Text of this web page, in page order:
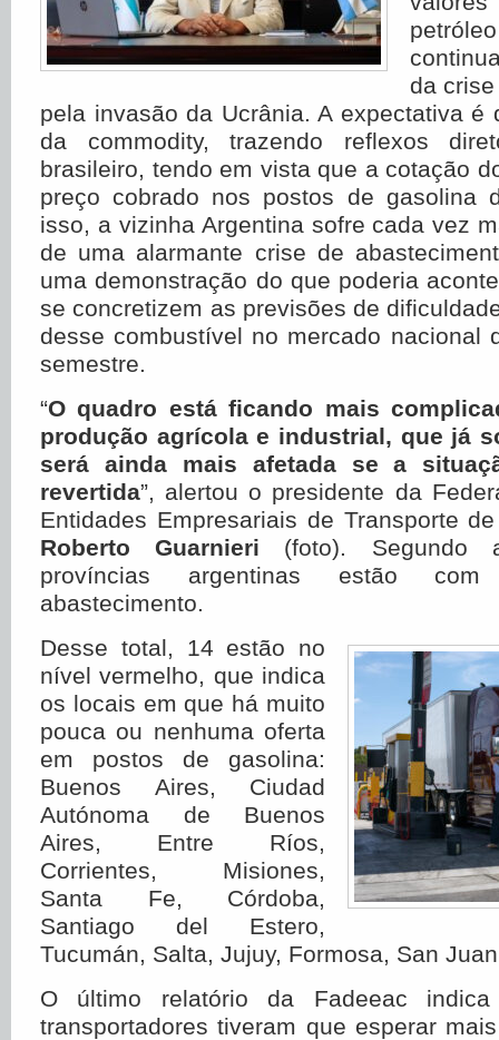
da
pela invasão da Ucrânia. A expectativa é
da commodity, trazendo reflexos
brasileiro, tendo em vista que a cotação
preço cobrado nos postos de gasolina
isso, a vizinha Argentina sofre cada vez
de uma alarmante crise de
uma demonstração do que poderia
se concretizem as previsões de
desse combustível no mercado nacional
semestre.
“O quadro está ficando mais
produção agrícola e industrial, que já
será ainda mais afetada se a
revertida”, alertou o presidente da
Entidades Empresariais de Transporte
Roberto Guarnieri (foto). Segundo
províncias argentinas estão
abastecimento.
Desse total, 14 estão no
nível vermelho, que indica
os locais em que há muito
pouca ou nenhuma oferta
em postos de gasolina:
Buenos Aires, Ciudad
Autónoma de Buenos
Aires, Entre Ríos,
Corrientes, Misiones,
Santa Fe, Córdoba,
Santiago del Estero,
Tucumán, Salta, Jujuy, Formosa, San
O último relatório da Fadeeac
transportadores tiveram que esperar